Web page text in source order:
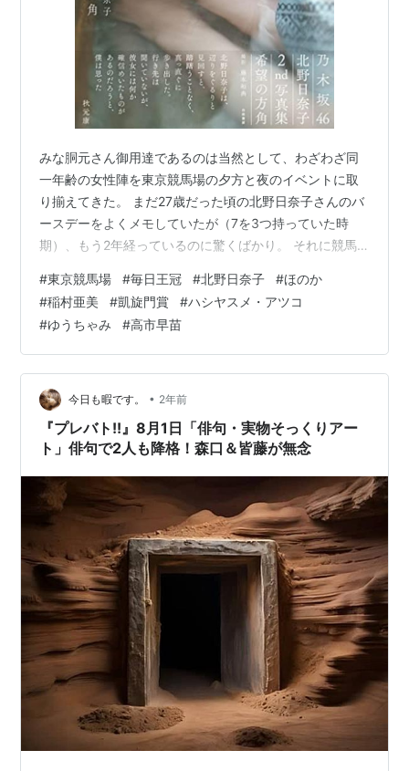
みな胴元さん御用達であるのは当然として、わざわざ同
一年齢の女性陣を東京競馬場の夕方と夜のイベントに取
り揃えてきた。 まだ27歳だった頃の北野日奈子さんのバ
ースデーをよくメモしていたが（7を3つ持っていた時
期）、もう2年経っているのに驚くばかり。 それに競馬
集し、2絡みの強調に余念がないようにも見受けられる。
このような「2」の取り揃えは、京都大賞典の2枠の1番人
気と、東西メインの2番人気をモロに強調をしている風に
思えなくもなく・・・。 昨日の京都メインで3番人気以
内3頭をくらった流れは、今日も1番人気と2番人気の安定
という形で継続するのかも…
#東京競馬場 #毎日王冠 #北野日奈子 #ほのか
#稲村亜美 #凱旋門賞 #ハシヤスメ・アツコ
#ゆうちゃみ #高市早苗
今日も暇です。 • 2年前
『プレバト!!』8月1日「俳句・実物そっくりアー
ト」俳句で2人も降格！森口＆皆藤が無念